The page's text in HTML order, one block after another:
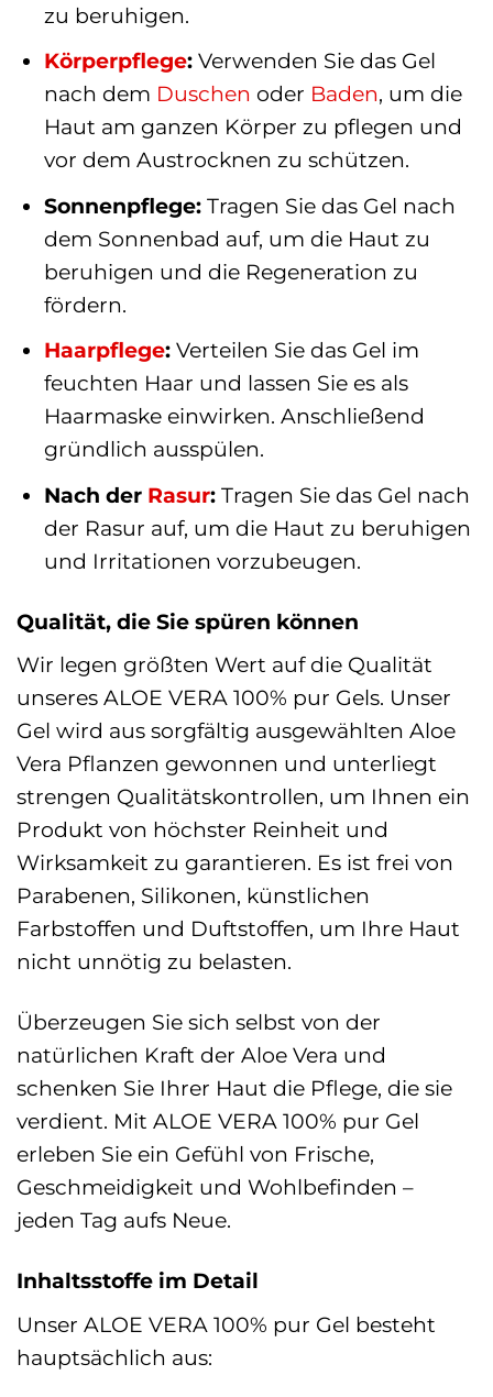
zu beruhigen.
Körperpflege:Verwenden Sie das Gel
nach dem Duschen oder Baden, um die
Haut am ganzen Körper zu pflegen und
vor dem Austrocknen zu schützen.
Sonnenpflege:Tragen Sie das Gel nach
dem Sonnenbad auf, um die Haut zu
beruhigen und die Regeneration zu
fördern.
Haarpflege:Verteilen Sie das Gel im
feuchten Haar und lassen Sie es als
Haarmaske einwirken. Anschließend
gründlich ausspülen.
Nach der Rasur:Tragen Sie das Gel nach
der Rasur auf, um die Haut zu beruhigen
und Irritationen vorzubeugen.
Qualität, die Sie spüren können
Wir legen größten Wert auf die Qualität
unseres ALOE VERA 100% pur Gels. Unser
Gel wird aus sorgfältig ausgewählten Aloe
Vera Pflanzen gewonnen und unterliegt
strengen Qualitätskontrollen, um Ihnen ein
Produkt von höchster Reinheit und
Wirksamkeit zu garantieren. Es ist frei von
Parabenen, Silikonen, künstlichen
Farbstoffen und Duftstoffen, um Ihre Haut
nicht unnötig zu belasten.
Überzeugen Sie sich selbst von der
natürlichen Kraft der Aloe Vera und
schenken Sie Ihrer Haut die Pflege, die sie
verdient. Mit ALOE VERA 100% pur Gel
erleben Sie ein Gefühl von Frische,
Geschmeidigkeit und Wohlbefinden –
jeden Tag aufs Neue.
Inhaltsstoffe im Detail
Unser ALOE VERA 100% pur Gel besteht
hauptsächlich aus: